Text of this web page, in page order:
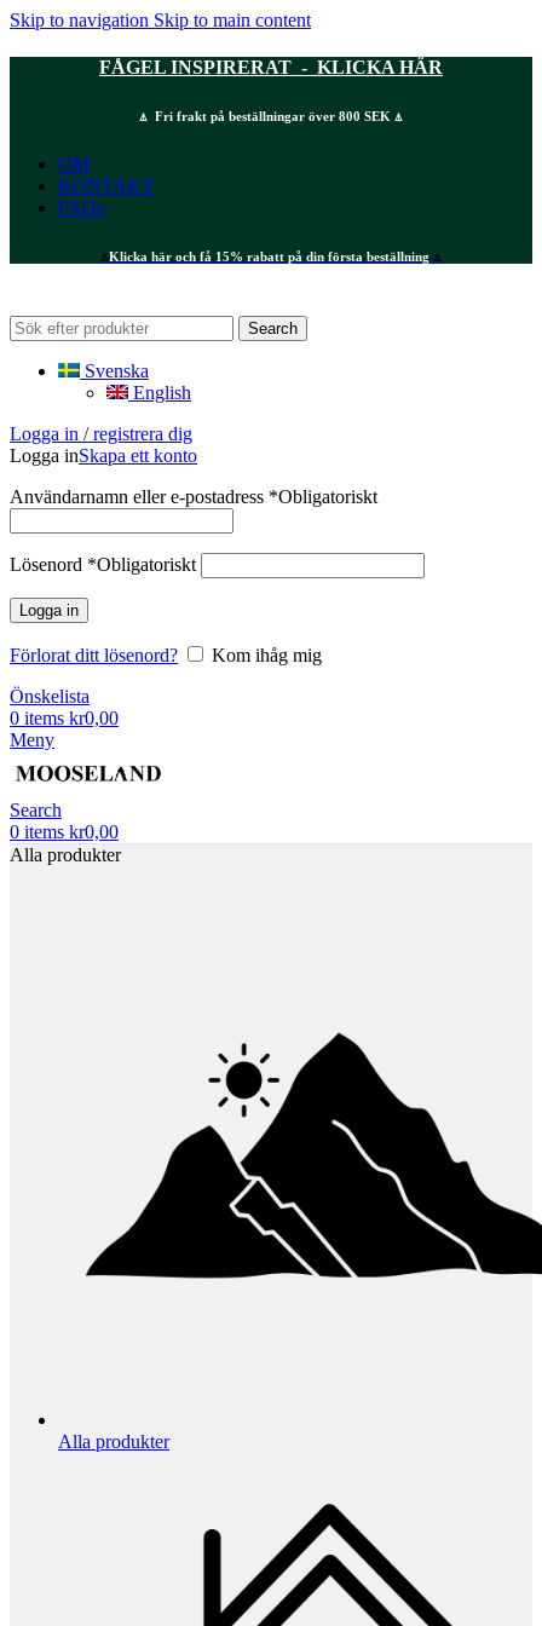
Skip to navigation Skip to main content
FÅGEL INSPIRERAT - KLICKA HÄR
⍋ Fri frakt på beställningar över 800 SEK ⍋
OM
KONTAKT
FAQs
⍋Klicka här och få 15% rabatt på din första beställning ⍋
Search
Svenska
English
Logga in / registrera dig
Logga inSkapa ett konto
Användarnamn eller e-postadress *Obligatoriskt
Lösenord *Obligatoriskt
Logga in
Förlorat ditt lösenord?
Kom ihåg mig
Önskelista
0 items kr0,00
Meny
Search
0 items kr0,00
Alla produkter
Alla produkter